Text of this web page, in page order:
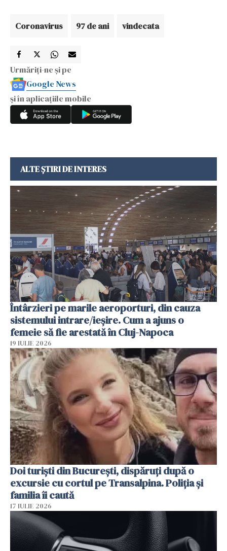
Coronavirus 97 de ani vindecata
Urmăriți-ne și pe
Google News
și în aplicațiile mobile
ALTE ȘTIRI DE INTERES
Întârzieri pe marile aeroporturi, din cauza
sistemului intrare/ieșire. Cum a ajuns o
femeie să fie arestată în Cluj-Napoca
19 IULIE 2026
Doi turiști din București, dispăruți după o
excursie cu cortul pe Transalpina. Poliția și
familia îi caută
17 IULIE 2026